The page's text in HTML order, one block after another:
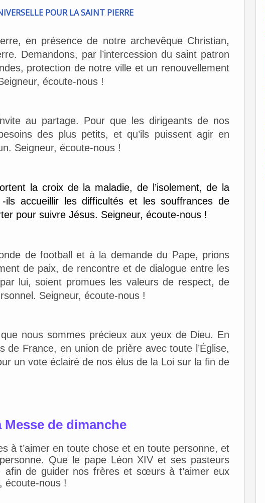
en présence de notre archevêque Christian,
Demandons, par l’intercession du saint patron
protection de notre ville et un renouvellement
écoute-nous !
au partage. Pour que les dirigeants de nos
des plus petits, et qu’ils puissent agir en
Seigneur, écoute-nous !
la croix de la maladie, de l’isolement, de la
ils accueillir les difficultés et les souffrances de
pour suivre Jésus. Seigneur, écoute-nous !
de football et à la demande du Pape, prions
de paix, de rencontre et de dialogue entre les
lui, soient promues les valeurs de respect, de
Seigneur, écoute-nous !
nous sommes précieux aux yeux de Dieu. En
de France, en union de prière avec toute l’Église,
un vote éclairé de nos élus de la Loi sur la fin de
Messe de dimanche
à t’aimer en toute chose et en toute personne, et
Que le pape Léon XIV et ses pasteurs
afin de guider nos frères et sœurs à t’aimer eux
écoute-nous !